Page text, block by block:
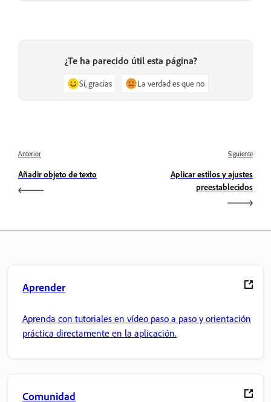
¿Te ha parecido útil esta página?
Sí, gracias La verdad es que no
Anterior
Añadir objeto de texto
Siguiente
Aplicar estilos y ajustes
preestablecidos
Aprender
Aprenda con tutoriales en vídeo paso a paso y orientación
práctica directamente en la aplicación.
Comunidad